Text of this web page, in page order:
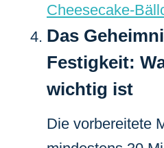
Cheesecake-
Das
Festigkeit:
wichtig ist
Die vorbereitete